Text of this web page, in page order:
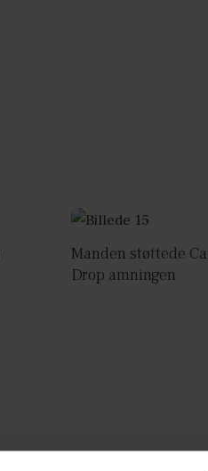
Manden støttede
Drop amningen